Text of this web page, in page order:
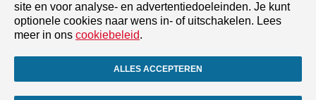
site en voor analyse- en advertentiedoeleinden. Je kunt
optionele cookies naar wens in- of uitschakelen. Lees
meer in ons cookiebeleid.
ALLES ACCEPTEREN